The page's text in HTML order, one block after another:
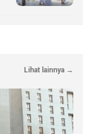
Lihat lainnya →